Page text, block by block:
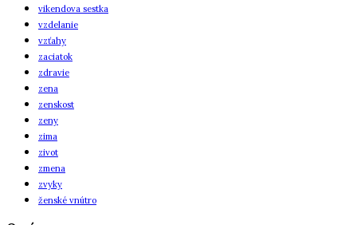
vikendova sestka
vzdelanie
vzťahy
zaciatok
zdravie
zena
zenskost
zeny
zima
zivot
zmena
zvyky
ženské vnútro